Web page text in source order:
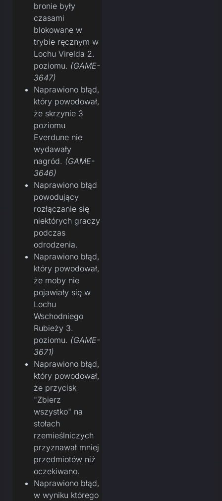
bronie były
czasami
blokowane w
trybie ręcznym w
Lochu Virelda 2.
poziomu. (GAME-
3647)
Naprawiono błąd,
który powodował,
że skrzynie 3
poziomu
Everdune nie
wydawały
nagród. (GAME-
3646)
Naprawiono błąd
powodujący
rozłączanie się
niektórych graczy
podczas
odrodzenia.
Naprawiono błąd,
który powodował,
że moby nie
pojawiały się w
Lochu
Wschodniego
Rubieży 3.
poziomu. (GAME-
3671)
Naprawiono błąd,
który powodował,
że przycisk
"Zbierz
wszystko" na
stołach
rzemieślniczych
przyznawał mniej
przedmiotów niż
oczekiwano.
Naprawiono błąd,
w wyniku którego